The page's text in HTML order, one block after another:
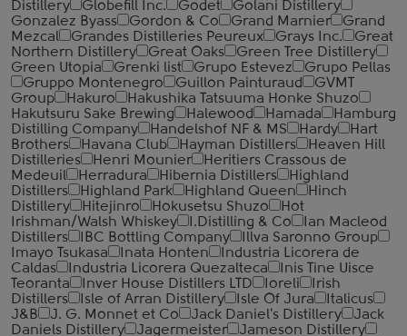
Distillery
Globefill Inc. Godet
Golani Distillery
Gonzalez Byass
Gordon & Co Grand Marnier
Grand
Mezcal
Grandes Distilleries Peureux Grays Inc.
Great
Northern Distillery
Great Oaks
Green Tree Distillery
Green Utopia
Grenki list Grupo Estevez
Grupo Pellas
Gruppo Montenegro
Guillon Painturaud
GVMT
Group
Hakuro
Hakushika Tatsuuma Honke Shuzo
Hakutsuru Sake Brewing
Halewood Hamada
Hamburg
Distilling Company
Handelshof NF & MS Hardy
Hart
Brothers
Havana Club Hayman Distillers
Heaven Hill
Distilleries
Henri Mounier
Heritiers Crassous de
Medeuil
Herradura Hibernia Distillers
Highland
Distillers
Highland Park Highland Queen
Hinch
Distillery
Hitejinro Hokusetsu Shuzo
Hot
Irishman/Walsh Whiskey
I.Distilling & Co
Ian Macleod
Distillers
IBC Bottling Company
Illva Saronno Group
Imayo Tsukasa
Inata Honten
Industria Licorera de
Caldas
Industria Licorera Quezalteca
Inis Tine Uisce
Teoranta
Inver House Distillers LTD Ioreli
Irish
Distillers
Isle of Arran Distillery Isle Of Jura
Italicus
J&B
J. G. Monnet et Co Jack Daniel's Distillery
Jack
Daniels Distillery
Jagermeister
Jameson Distillery